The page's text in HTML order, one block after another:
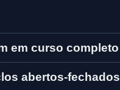
em curso completo
abertos-fechados